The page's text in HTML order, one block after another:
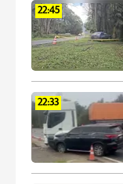
22:45
22:33